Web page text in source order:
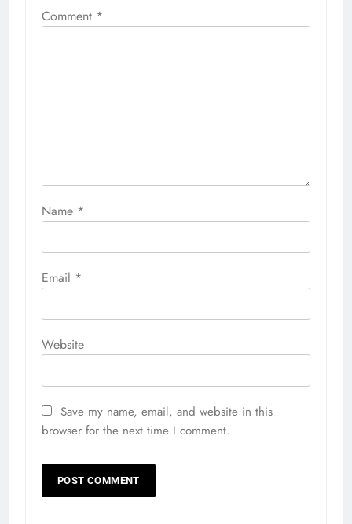
Comment *
Name *
Email *
Website
Save my name, email, and website in this
browser for the next time I comment.